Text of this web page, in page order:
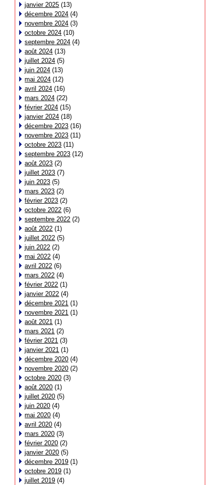
janvier 2025 (13)
décembre 2024 (4)
novembre 2024 (3)
octobre 2024 (10)
septembre 2024 (4)
août 2024 (13)
juillet 2024 (5)
juin 2024 (13)
mai 2024 (12)
avril 2024 (16)
mars 2024 (22)
février 2024 (15)
janvier 2024 (18)
décembre 2023 (16)
novembre 2023 (11)
octobre 2023 (11)
septembre 2023 (12)
août 2023 (2)
juillet 2023 (7)
juin 2023 (5)
mars 2023 (2)
février 2023 (2)
octobre 2022 (6)
septembre 2022 (2)
août 2022 (1)
juillet 2022 (5)
juin 2022 (2)
mai 2022 (4)
avril 2022 (6)
mars 2022 (4)
février 2022 (1)
janvier 2022 (4)
décembre 2021 (1)
novembre 2021 (1)
août 2021 (1)
mars 2021 (2)
février 2021 (3)
janvier 2021 (1)
décembre 2020 (4)
novembre 2020 (2)
octobre 2020 (3)
août 2020 (1)
juillet 2020 (5)
juin 2020 (4)
mai 2020 (4)
avril 2020 (4)
mars 2020 (3)
février 2020 (2)
janvier 2020 (5)
décembre 2019 (1)
octobre 2019 (1)
juillet 2019 (4)